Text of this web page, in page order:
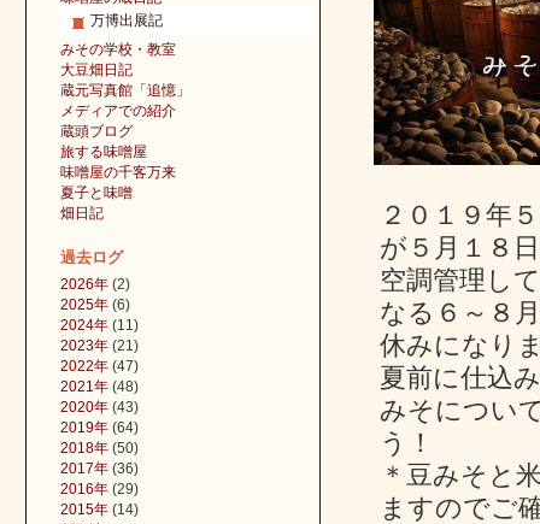
２０１９年
が５月１８
空調管理し
なる６～８
休みになり
夏前に仕込
みそについ
う！
＊豆みそと
ますのでご
万博出展記
みその学校・教室
大豆畑日記
蔵元写真館「追憶」
メディアでの紹介
蔵頭ブログ
旅する味噌屋
味噌屋の千客万来
夏子と味噌
畑日記
過去ログ
2026年 (2)
2025年 (6)
2024年 (11)
2023年 (21)
2022年 (47)
2021年 (48)
2020年 (43)
2019年 (64)
2018年 (50)
2017年 (36)
2016年 (29)
2015年 (14)